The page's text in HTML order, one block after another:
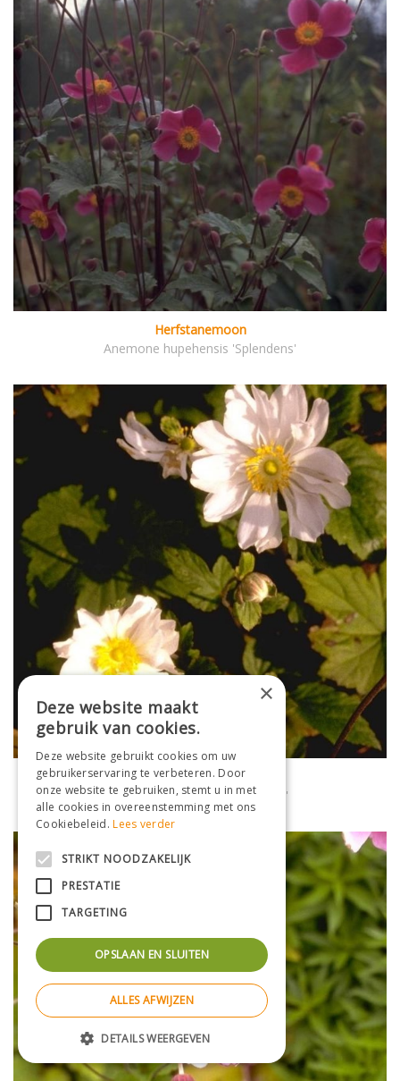
Herfstanemoon
Anemone hupehensis 'Splendens'
Herfstanemoon
Anemone x hybrida 'Whirlwind'
×
Deze website maakt
gebruik van cookies.
Deze website gebruikt cookies om uw
gebruikerservaring te verbeteren. Door
onze website te gebruiken, stemt u in met
alle cookies in overeenstemming met ons
Cookiebeleid.Lees verder
STRIKT NOODZAKELIJK
PRESTATIE
TARGETING
OPSLAAN EN SLUITEN
ALLES AFWIJZEN
DETAILS WEERGEVEN